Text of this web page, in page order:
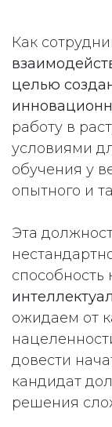
Как
целью
работу в
условиями
обучения у
опытного и
Эта
ожидаем от
довести
кандидат
решения